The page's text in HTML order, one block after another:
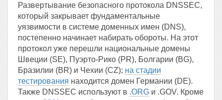
Развертывание безопасного протокола DNSSEC,
который закрывает фундаментальные
уязвимости в системе доменных имен (DNS),
постепенно начинает набирать обороты. На этот
протокол уже перешли национальные домены
Швеции (SE), Пуэрто-Рико (PR), Болгарии (BG),
Бразилии (BR) и Чехии (CZ); на стадии
тестирования находится домен Германии (DE).
Также DNSSEC используют в .ORG и .GOV. Кроме